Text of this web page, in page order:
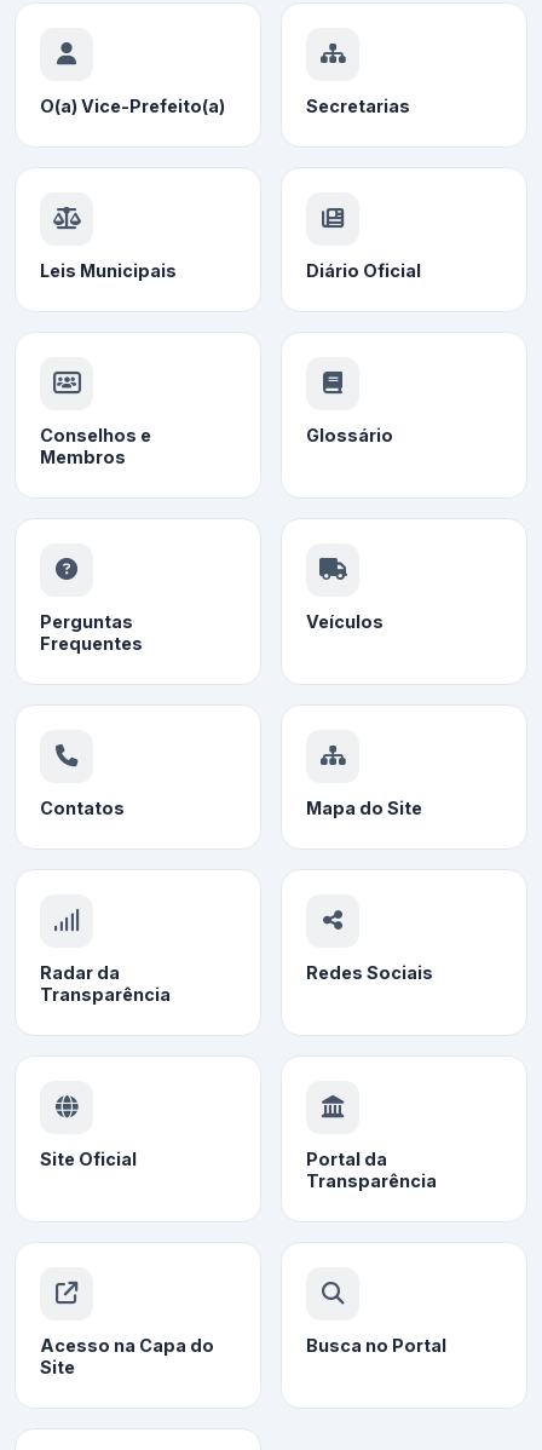
O(a) Vice-Prefeito(a) Secretarias
Leis Municipais Diário Oficial
Conselhos e
Membros
Glossário
Perguntas
Frequentes
Veículos
Contatos Mapa do Site
Radar da
Transparência
Redes Sociais
Site Oficial
Portal da
Transparência
Acesso na Capa do
Site
Busca no Portal